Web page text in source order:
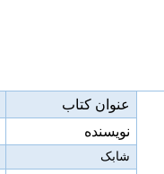
عنوان کتاب
نویسنده
شابک